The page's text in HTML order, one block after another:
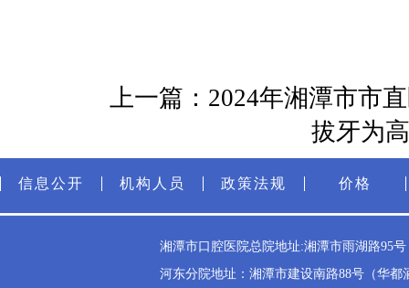
上一篇：2024年湘潭市市
拔牙为
信息公开 机构人员 政策法规 价格
湘潭市口腔医院总院地址:湘潭市雨湖路95
河东分院地址：湘潭市建设南路88号（华都